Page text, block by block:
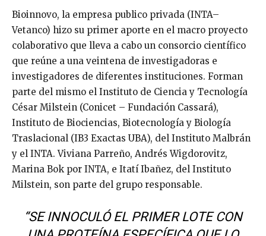
Bioinnovo, la empresa publico privada (INTA–
Vetanco) hizo su primer aporte en el macro proyecto
colaborativo que lleva a cabo un consorcio científico
que reúne a una veintena de investigadoras e
investigadores de diferentes instituciones. Forman
parte del mismo el Instituto de Ciencia y Tecnología
César Milstein (Conicet – Fundación Cassará),
Instituto de Biociencias, Biotecnología y Biología
Traslacional (IB3 Exactas UBA), del Instituto Malbrán
y el INTA. Viviana Parreño, Andrés Wigdorovitz,
Marina Bok por INTA, e Itatí Ibañez, del Instituto
Milstein, son parte del grupo responsable.
“SE INNOCULÓ EL PRIMER LOTE CON